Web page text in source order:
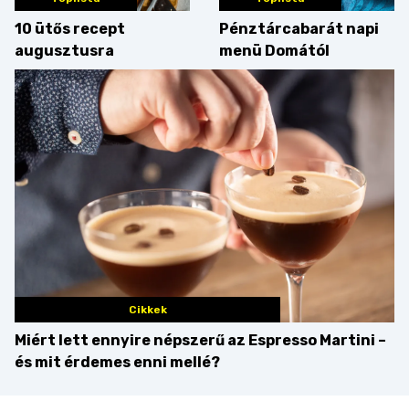
10 ütős recept
augusztusra
Pénztárcabarát napi
menü Domától
Cikkek
Miért lett ennyire népszerű az Espresso Martini –
és mit érdemes enni mellé?